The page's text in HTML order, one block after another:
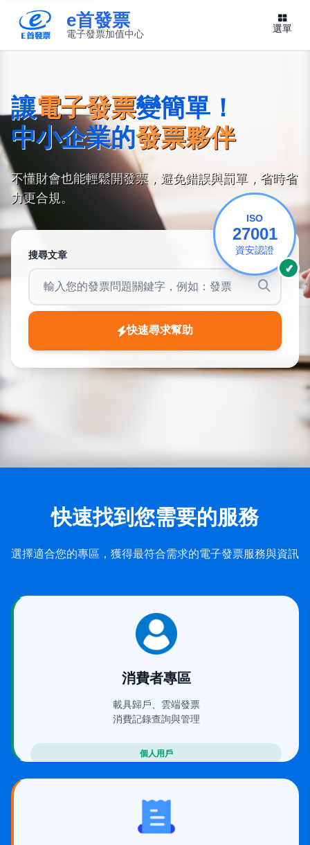
(在新視窗開啟)
e首發票
電子發票加值中心
(在新視窗開啟) 選單
讓電子發票變簡單！
中小企業的發票夥伴
不懂財會也能輕鬆開發票，避免錯誤與罰單，省時省
力更合規。
搜尋文章
快速尋求幫助
輸入與電子發票相關的問題關鍵字，系統將為您找到相關的
點擊此按鈕開始搜尋，或按 Enter 鍵執行搜尋
瀏覽我們的電子發票解決方案
查看電子發票相關文章和指南
ISO
27001
資安認證
✓
ISO
快速找到您需要的服務
選擇適合您的專區，獲得最符合需求的電子發票服務與資訊
消費者專區
載具歸戶、雲端發票
消費記錄查詢與管理
個人用戶